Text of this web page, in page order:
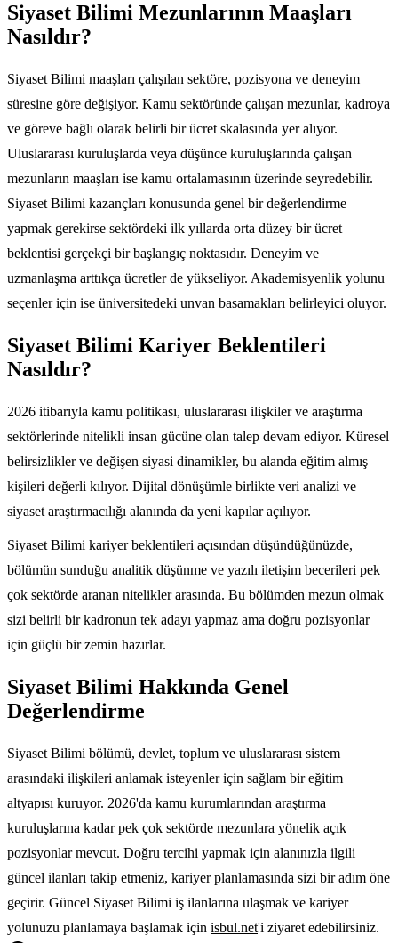
Siyaset Bilimi Mezunlarının Maaşları
Nasıldır?
Siyaset Bilimi maaşları çalışılan sektöre, pozisyona ve deneyim
süresine göre değişiyor. Kamu sektöründe çalışan mezunlar, kadroya
ve göreve bağlı olarak belirli bir ücret skalasında yer alıyor.
Uluslararası kuruluşlarda veya düşünce kuruluşlarında çalışan
mezunların maaşları ise kamu ortalamasının üzerinde seyredebilir.
Siyaset Bilimi kazançları konusunda genel bir değerlendirme
yapmak gerekirse sektördeki ilk yıllarda orta düzey bir ücret
beklentisi gerçekçi bir başlangıç noktasıdır. Deneyim ve
uzmanlaşma arttıkça ücretler de yükseliyor. Akademisyenlik yolunu
seçenler için ise üniversitedeki unvan basamakları belirleyici oluyor.
Siyaset Bilimi Kariyer Beklentileri
Nasıldır?
2026 itibarıyla kamu politikası, uluslararası ilişkiler ve araştırma
sektörlerinde nitelikli insan gücüne olan talep devam ediyor. Küresel
belirsizlikler ve değişen siyasi dinamikler, bu alanda eğitim almış
kişileri değerli kılıyor. Dijital dönüşümle birlikte veri analizi ve
siyaset araştırmacılığı alanında da yeni kapılar açılıyor.
Siyaset Bilimi kariyer beklentileri açısından düşündüğünüzde,
bölümün sunduğu analitik düşünme ve yazılı iletişim becerileri pek
çok sektörde aranan nitelikler arasında. Bu bölümden mezun olmak
sizi belirli bir kadronun tek adayı yapmaz ama doğru pozisyonlar
için güçlü bir zemin hazırlar.
Siyaset Bilimi Hakkında Genel
Değerlendirme
Siyaset Bilimi bölümü, devlet, toplum ve uluslararası sistem
arasındaki ilişkileri anlamak isteyenler için sağlam bir eğitim
altyapısı kuruyor. 2026'da kamu kurumlarından araştırma
kuruluşlarına kadar pek çok sektörde mezunlara yönelik açık
pozisyonlar mevcut. Doğru tercihi yapmak için alanınızla ilgili
güncel ilanları takip etmeniz, kariyer planlamasında sizi bir adım öne
geçirir. Güncel Siyaset Bilimi iş ilanlarına ulaşmak ve kariyer
yolunuzu planlamaya başlamak için isbul.net'i ziyaret edebilirsiniz.